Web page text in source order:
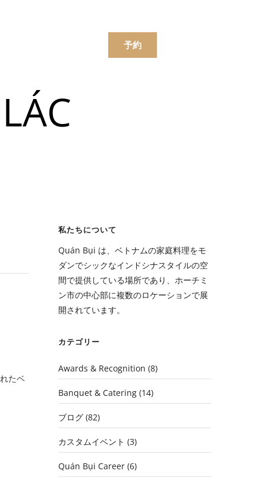
ニュー
飲み物
予約
ュー
たベ
私たちについて
Quán Bụi は、ベトナムの家庭料理をモ
ダンでシックなインドシナスタイルの空
間で提供している場所であり、ホーチミ
ン市の中心部に複数のロケーションで展
開されています。
カテゴリー
Awards & Recognition (8)
Banquet & Catering (14)
ブログ (82)
カスタムイベント (3)
Quán Bụi Career (6)